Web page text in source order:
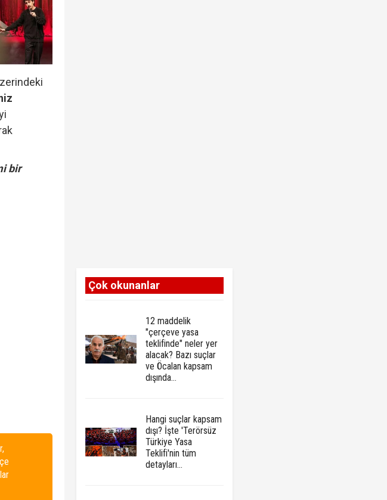
bir
Çok okunanlar
12 maddelik
"çerçeve yasa
teklifinde" neler yer
alacak? Bazı suçlar
ve Öcalan kapsam
dışında…
Hangi suçlar kapsam
dışı? İşte 'Terörsüz
Türkiye Yasa
Teklifi'nin tüm
detayları...